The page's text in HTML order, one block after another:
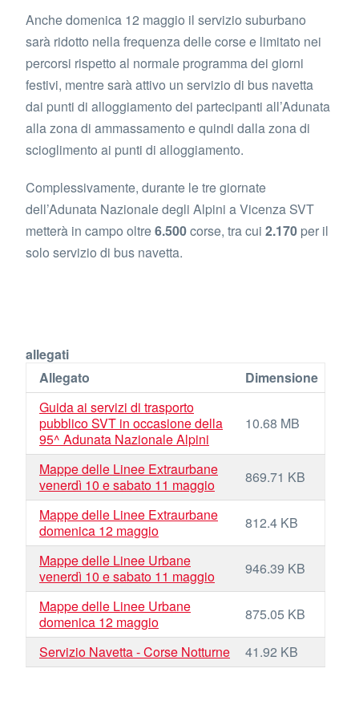
Anche domenica 12 maggio il servizio suburbano
sarà ridotto nella frequenza delle corse e limitato nei
percorsi rispetto al normale programma dei giorni
festivi, mentre sarà attivo un servizio di bus navetta
dai punti di alloggiamento dei partecipanti all’Adunata
alla zona di ammassamento e quindi dalla zona di
scioglimento ai punti di alloggiamento.
Complessivamente, durante le tre giornate
dell’Adunata Nazionale degli Alpini a Vicenza SVT
metterà in campo oltre6.500corse, tra cui 2.170 per il
solo servizio di bus navetta.
allegati
Allegato
Dimensione
Guida ai servizi di trasporto
pubblico SVT in occasione della
95^ Adunata Nazionale Alpini
10.68 MB
Mappe delle Linee Extraurbane
venerdì 10 e sabato 11 maggio
869.71 KB
Mappe delle Linee Extraurbane
domenica 12 maggio
812.4 KB
Mappe delle Linee Urbane
venerdì 10 e sabato 11 maggio
946.39 KB
Mappe delle Linee Urbane
domenica 12 maggio
875.05 KB
Servizio Navetta - Corse Notturne 41.92 KB